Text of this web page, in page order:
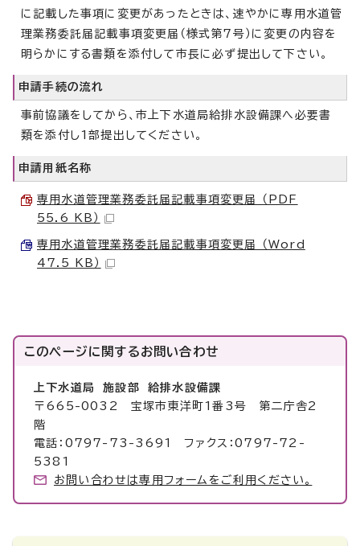
に記載した事項に変更があったときは、速やかに専用水道管
理業務委託届記載事項変更届（様式第7号）に変更の内容を
明らかにする書類を添付して市長に必ず提出して下さい。
申請手続の流れ
事前協議をしてから、市上下水道局給排水設備課へ必要書
類を添付し1部提出してください。
申請用紙名称
専用水道管理業務委託届記載事項変更届 （PDF
55.6 KB）
専用水道管理業務委託届記載事項変更届 （Word
47.5 KB）
このページに関するお問い合わせ
上下水道局 施設部 給排水設備課
〒665-0032 宝塚市東洋町1番3号 第二庁舎2
階
電話：0797-73-3691 ファクス：0797-72-
5381
お問い合わせは専用フォームをご利用ください。